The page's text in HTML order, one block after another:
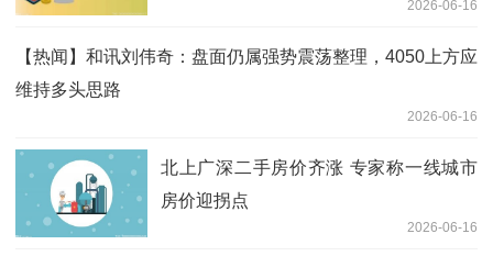
2026-06-16
【热闻】和讯刘伟奇：盘面仍属强势震荡整理，4050上方应
维持多头思路
2026-06-16
北上广深二手房价齐涨 专家称一线城市
房价迎拐点
2026-06-16